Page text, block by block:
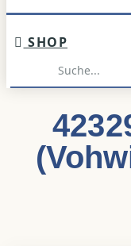
SHOP